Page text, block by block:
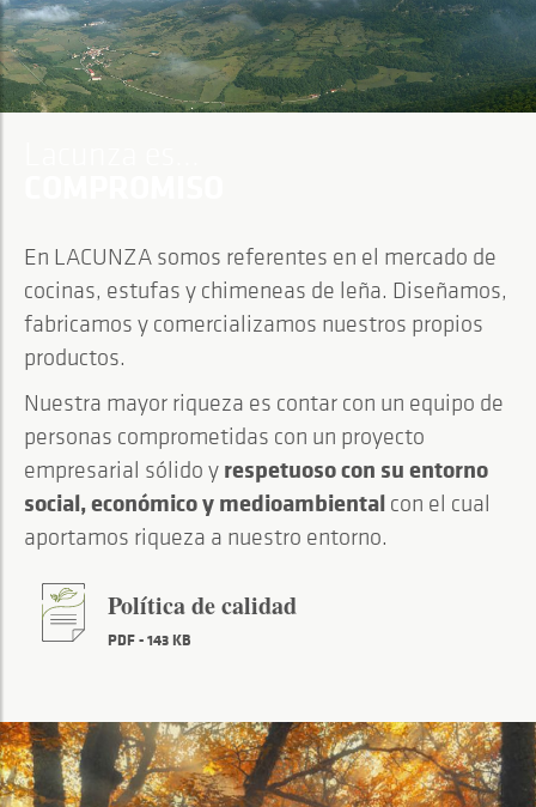
En LACUNZA somos referentes en el mercado de
cocinas, estufas y chimeneas de leña. Diseñamos,
fabricamos y comercializamos nuestros propios
productos.
Nuestra mayor riqueza es contar con un equipo de
personas comprometidas con un proyecto
empresarial sólido y respetuoso con su entorno
social, económico y medioambiental con el cual
aportamos riqueza a nuestro entorno.
Política de calidad
PDF - 143 KB